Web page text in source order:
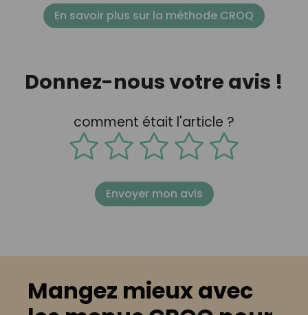
En savoir plus sur la méthode CROQ
Donnez-nous votre avis !
comment était l'article ?
Envoyer mon avis
Mangez mieux avec